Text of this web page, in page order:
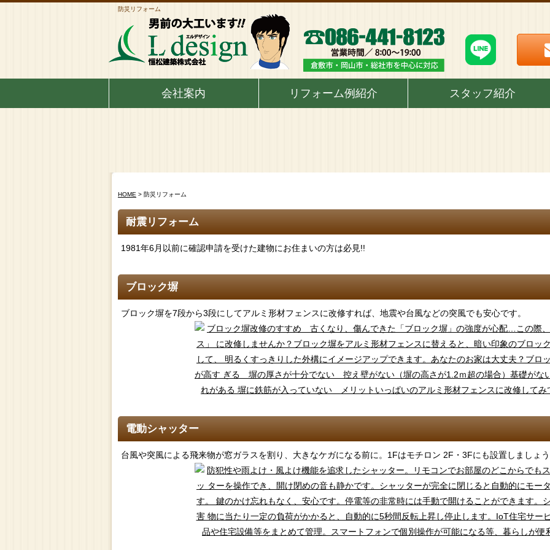
防災リフォーム
会社案内 リフォーム例紹介 スタッフ紹介
HOME > 防災リフォーム
耐震リフォーム
1981年6月以前に確認申請を受けた建物 にお住まいの方は必見!!
ブロック塀
ブロック塀を7段から3段にしてアルミ形材フェンスに改修すれば、地震や台風などの突風でも安心です。
電動シャッター
台風や突風による飛来物が窓ガラスを割り、大きなケガになる前に。1Fはモチロン 2F・3Fにも設置しましょ